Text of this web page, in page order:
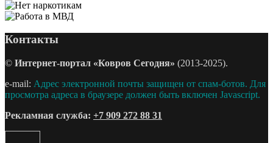
Контакты
© Интернет-портал «Ковров Сегодня» (2013-2025).
e-mail: Адрес электронной почты защищен от спам-ботов. Для
просмотра адреса в браузере должен быть включен Javascript.
Рекламная служба: +7 909 272 88 31